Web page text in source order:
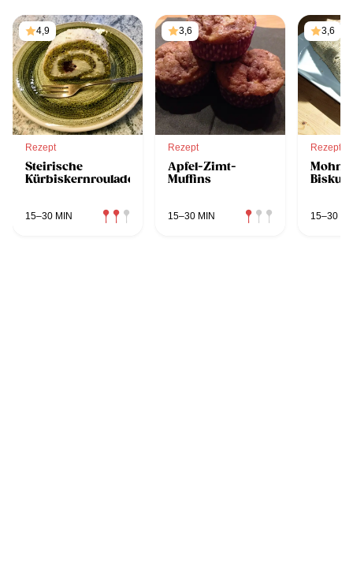
4,9
Rezept
Steirische
Kürbiskernroulade
15–30 MIN
3,6
Rezept
Apfel-Zimt-
Muffins
15–30 MIN
3,6
Rezept
15–30